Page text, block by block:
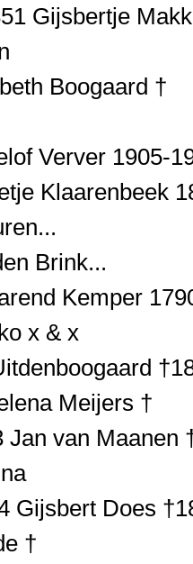
Gijsbertje
Boogaard †
Verver 1905-
Klaarenbeek
Brink...
Kemper
x & x
Meijers †
Jan van Maanen
Gijsbert Does
†